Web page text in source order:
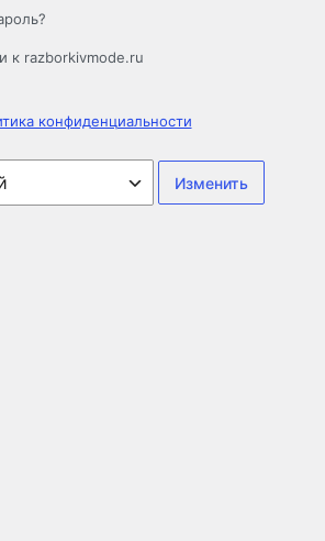
к razborkivmode.ru
конфиденциальности